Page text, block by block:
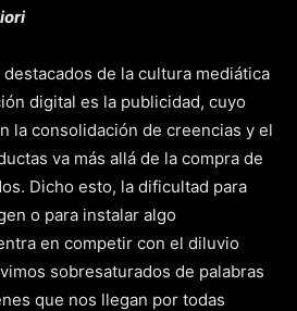
de la cultura mediática
digital es la publicidad, cuyo
la consolidación de creencias y el
va más allá de la compra de
Dicho esto, la dificultad para
o para instalar algo
en competir con el diluvio
sobresaturados de palabras
que nos llegan por todas